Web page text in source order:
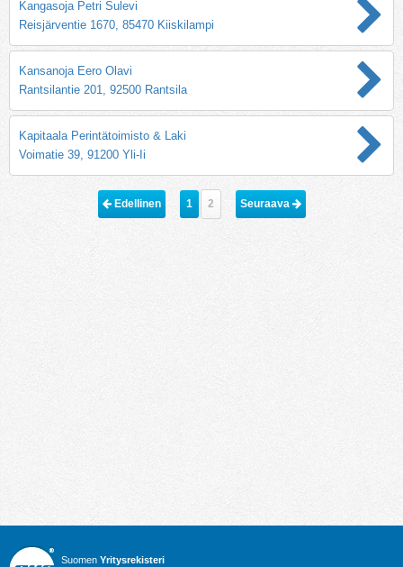
Kangasoja Petri Sulevi
Reisjärventie 1670, 85470 Kiiskilampi
Kansanoja Eero Olavi
Rantsilantie 201, 92500 Rantsila
Kapitaala Perintätoimisto & Laki
Voimatie 39, 91200 Yli-Ii
Edellinen 1 2 Seuraava
Suomen Yritysrekisteri